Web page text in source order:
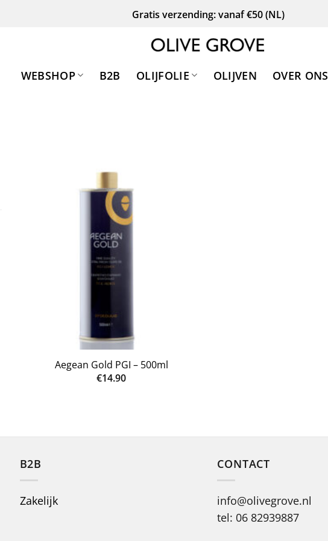
Gratis verzending: vanaf €50 (NL)
WEBSHOP B2B OLIJFOLIE OLIJVEN OVER ONS
Aegean Gold PGI – 500ml
€14.90
B2B
Zakelijk
CONTACT
info@olivegrove.nl
tel: 06 82939887